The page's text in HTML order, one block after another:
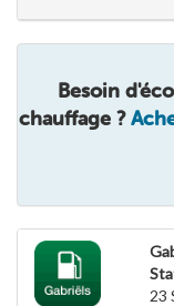
Besoin
chauffage ?
23